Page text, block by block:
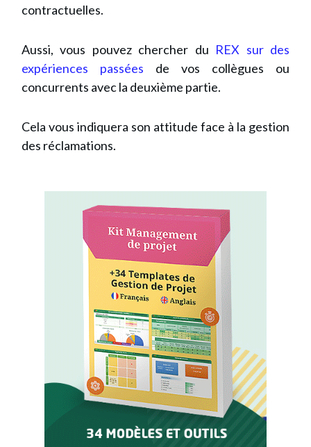
contractuelles.
Aussi, vous pouvez chercher du REX sur des
expériences passées de vos collègues ou
concurrents avec la deuxième partie.
Cela vous indiquera son attitude face à la gestion
des réclamations.